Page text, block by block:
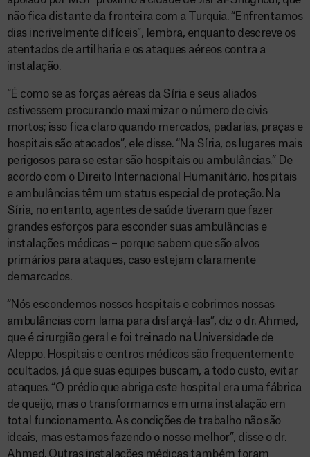
não fica distante da fronteira com a Turquia. “Enfrentamos
dias incrivelmente difíceis”, lembra, enquanto descreve os
atentados de artilharia e os ataques aéreos contra a
instalação.
“É como se as forças aéreas da Síria e seus aliados
estivessem procurando maximizar o número de civis
mortos; isso fica claro quando mercados, padarias, praças e
hospitais são atacados”, ele disse. “Na Síria, os lugares mais
perigosos para se estar são hospitais ou ambulâncias.” De
acordo com o Direito Internacional Humanitário, hospitais
e ambulâncias têm um status especial de proteção. Na
Síria, no entanto, agentes de saúde tiveram que fazer
grandes esforços para esconder suas ambulâncias e
instalações médicas – porque sabem que são alvos
primários para ataques, caso estejam claramente
demarcados.
“Nós escondemos nossos hospitais e cobrimos nossas
ambulâncias com lama para disfarçá-las”, diz o dr. Ahmed,
que é cirurgião geral e foi treinado na Universidade de
Aleppo. Hospitais e centros médicos são frequentemente
ocultados, já que suas equipes buscam, a todo custo, evitar
ataques. “O prédio que abriga este hospital era uma fábrica
de queijo, mas o transformamos em uma instalação em
total funcionamento. As condições de trabalho não são
ideais, mas estamos fazendo o nosso melhor”, disse o dr.
Ahmed. Outras instalações médicas também foram